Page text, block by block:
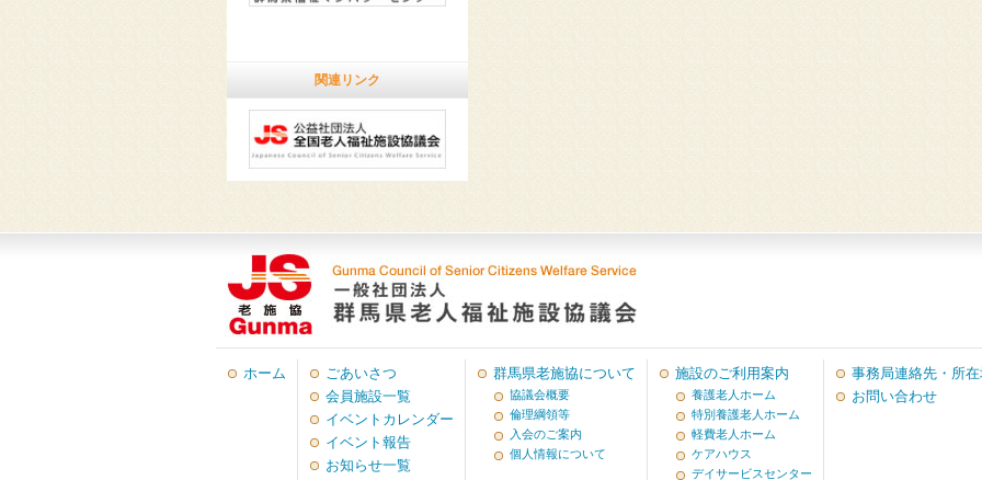
関連リンク
ホーム
ごあいさつ
会員施設一覧
イベントカレンダー
イベント報告
お知らせ一覧
群馬県老施協について
協議会概要
倫理綱領等
入会のご案内
個人情報について
施設のご利用案内
養護老人ホーム
特別養護老人ホーム
軽費老人ホーム
ケアハウス
デイサービスセンター
事務局連絡先・所
お問い合わせ